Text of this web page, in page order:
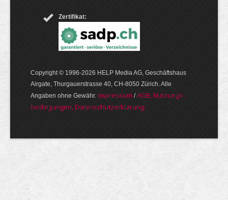
Zertifikat:
Copyright © 1996-2026 HELP Media AG, Geschäftshaus
Airgate, Thurgauer­strasse 40, CH-8050 Zürich. Alle
Angaben ohne Gewähr. Im­pres­sum /AGB, Nut­zungs­
bedin­gungen, Daten­schutz­er­klärung